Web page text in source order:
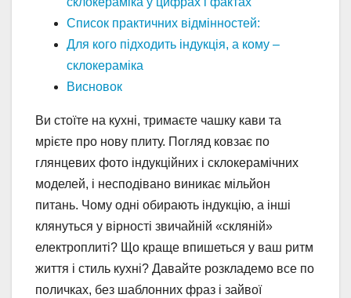
Список практичних відмінностей:
Для кого підходить індукція, а кому –
склокераміка
Висновок
Ви стоїте на кухні, тримаєте чашку кави та
мрієте про нову плиту. Погляд ковзає по
глянцевих фото індукційних і склокерамічних
моделей, і несподівано виникає мільйон
питань. Чому одні обирають індукцію, а інші
клянуться у вірності звичайній «скляній»
електроплиті? Що краще впишеться у ваш ритм
життя і стиль кухні? Давайте розкладемо все по
поличках, без шаблонних фраз і зайвої